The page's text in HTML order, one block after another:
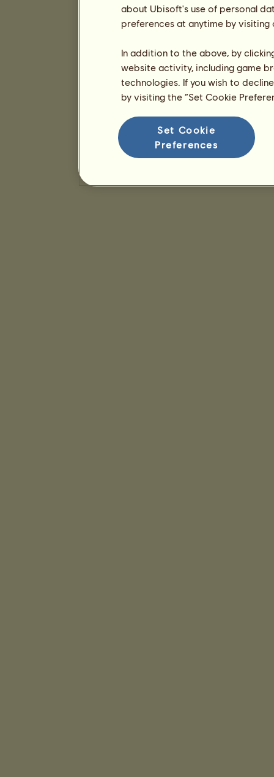
about Ubisoft's use of personal
preferences at anytime by
In addition to the above, by
website activity, including game
technologies. If you wish to
by visiting the “Set Cookie
Set Cookie
Preferences